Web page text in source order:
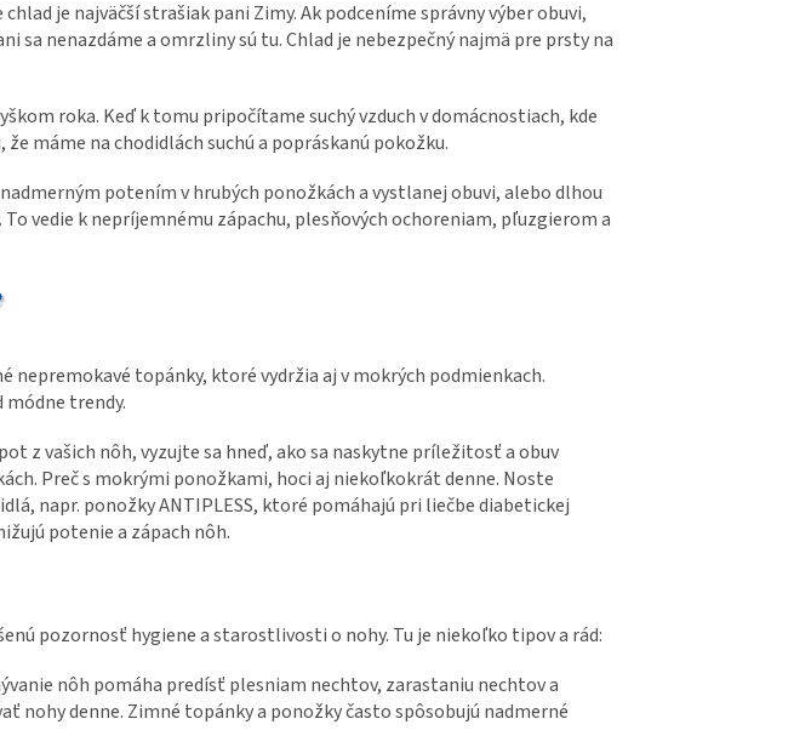
je najväčší strašiak pani Zimy. Ak podceníme správny výber obuvi,
sa nenazdáme a omrzliny sú tu. Chlad je nebezpečný najmä pre prsty na
roka. Keď k tomu pripočítame suchý vzduch v domácnostiach, kde
máme na chodidlách suchú a popráskanú pokožku.
potením v hrubých ponožkách a vystlanej obuvi, alebo dlhou
To vedie k nepríjemnému zápachu, plesňových ochoreniam, pľuzgierom a
nepremokavé topánky, ktoré vydržia aj v mokrých podmienkach.
módne trendy.
z vašich nôh, vyzujte sa hneď, ako sa naskytne príležitosť a obuv
Preč s mokrými ponožkami, hoci aj niekoľkokrát denne. Noste
napr. ponožky ANTIPLESS, ktoré pomáhajú pri liečbe diabetickej
potenie a zápach nôh.
pozornosť hygiene a starostlivosti o nohy. Tu je niekoľko tipov a rád:
nôh pomáha predísť plesniam nechtov, zarastaniu nechtov a
nohy denne. Zimné topánky a ponožky často spôsobujú nadmerné